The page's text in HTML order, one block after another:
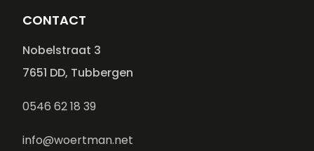
CONTACT
Nobelstraat 3
7651 DD, Tubbergen
0546 62 18 39
info@woertman.net